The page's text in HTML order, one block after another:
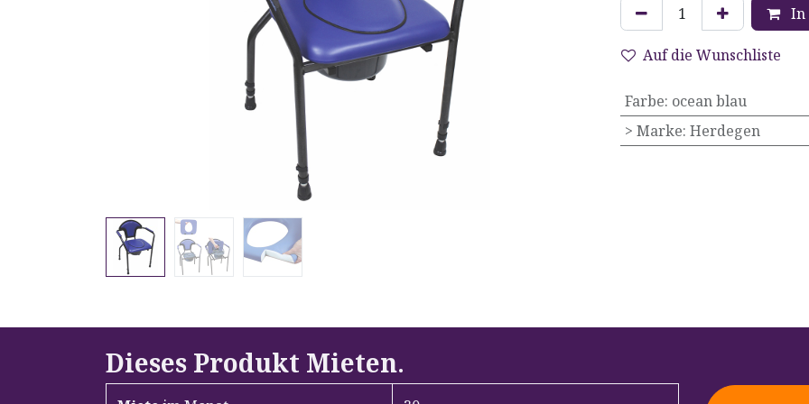
In
Auf die Wunschliste
Farbe: ocean blau
> Marke: Herdegen
Dieses Produkt Mieten.